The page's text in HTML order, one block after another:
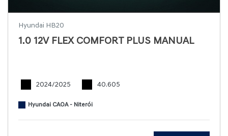
Hyundai HB20
1.0 12V FLEX COMFORT PLUS MANUAL
2024/2025 40.605
Hyundai CAOA - Niterói